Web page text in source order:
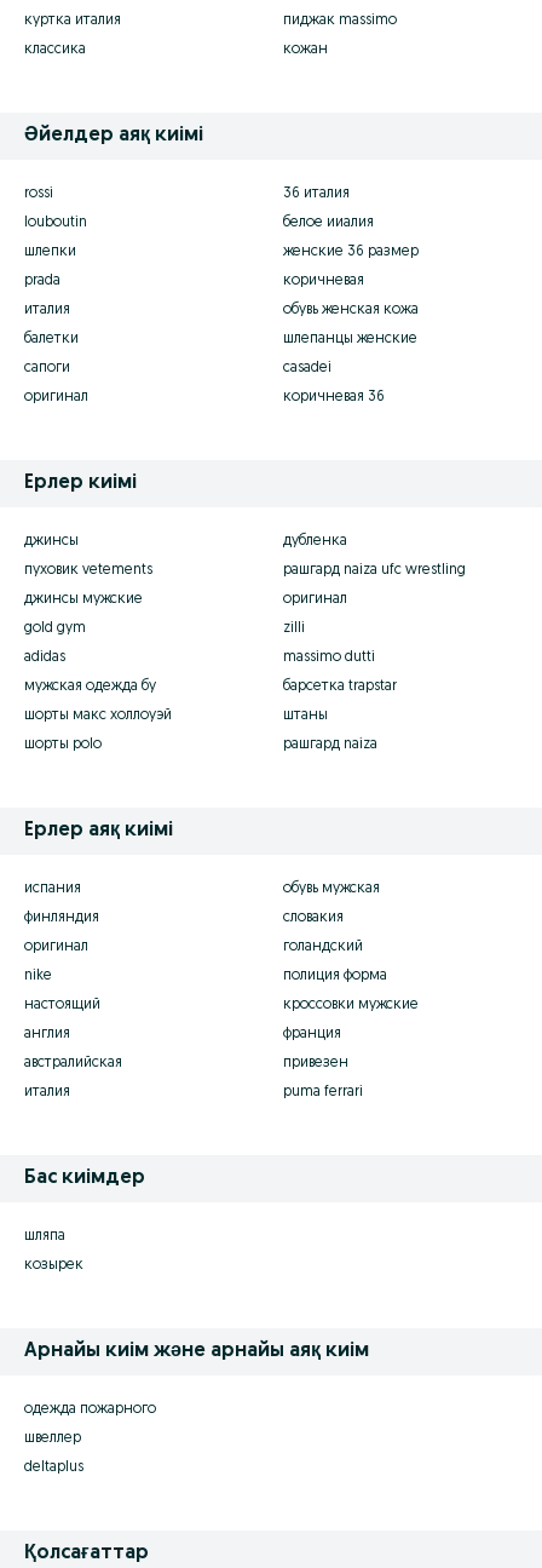
куртка италия
классика
пиджак massimo
кожан
Әйелдер аяқ киімі
rossi
louboutin
шлепки
prada
италия
балетки
сапоги
оригинал
36 италия
белое ииалия
женские 36 размер
коричневая
обувь женская кожа
шлепанцы женские
casadei
коричневая 36
Ерлер киімі
джинсы
пуховик vetements
джинсы мужские
gold gym
adidas
мужская одежда бу
шорты макс холлоуэй
шорты polo
дубленка
рашгард naiza ufc wrestling
оригинал
zilli
massimo dutti
барсетка trapstar
штаны
рашгард naiza
Ерлер аяқ киімі
испания
финляндия
оригинал
nike
настоящий
англия
австралийская
италия
обувь мужская
словакия
голандский
полиция форма
кроссовки мужские
франция
привезен
puma ferrari
Бас киімдер
шляпа
козырек
Арнайы киім және арнайы аяқ киім
одежда пожарного
швеллер
deltaplus
Қолсағаттар